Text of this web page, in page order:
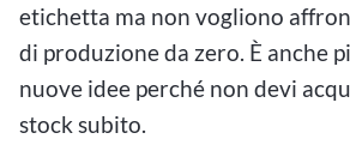
etichetta ma non vogliono
di produzione da zero. È anche
nuove idee perché non devi
stock subito.